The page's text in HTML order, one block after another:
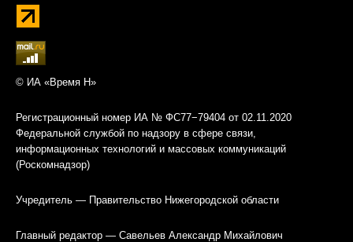
© ИА «Время Н»
Регистрационный номер ИА № ФС77−79404 от 02.11.2020
Федеральной службой по надзору в сфере связи,
информационных технологий и массовых коммуникаций
(Роскомнадзор)
Учредитель — Правительство Нижегородской области
Главный редактор — Савельев Александр Михайлович